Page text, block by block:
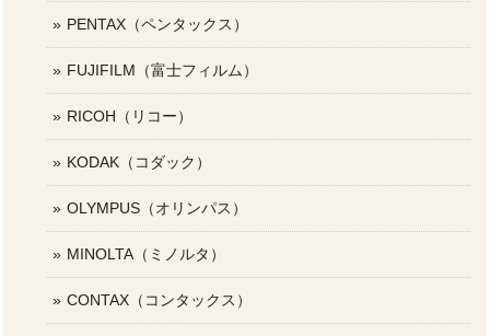
PENTAX（ペンタックス）
FUJIFILM（富士フィルム）
RICOH（リコー）
KODAK（コダック）
OLYMPUS（オリンパス）
MINOLTA（ミノルタ）
CONTAX（コンタックス）